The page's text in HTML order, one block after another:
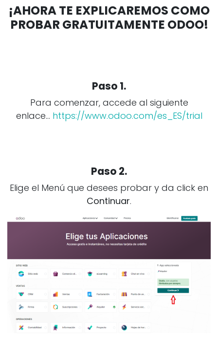
¡AHORA TE EXPLICAREMOS COMO
PROBAR GRATUITAMENTE ODOO!
Paso 1.
Para comenzar, accede al siguiente
enlace... https://www.odoo.com/es_ES/trial
Paso 2.
Elige el Menú que desees probar y da click en
Continuar.